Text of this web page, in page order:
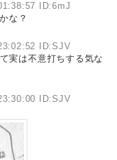
ID:6mJ
な？
ID:SJV
実は不意打ちする気な
ID:SJV